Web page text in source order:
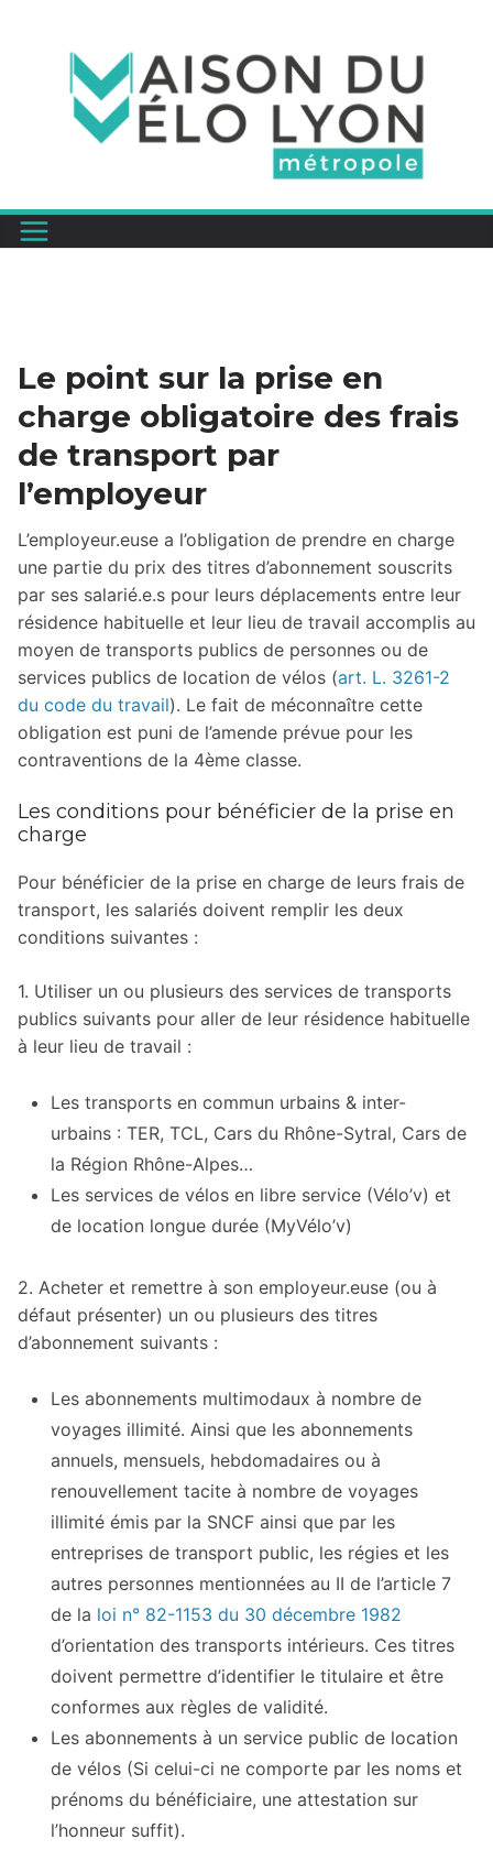
Le point sur la prise en
charge obligatoire des frais
de transport par
l’employeur
L’employeur.euse a l’obligation de prendre en charge
une partie du prix des titres d’abonnement souscrits
par ses salarié.e.s pour leurs déplacements entre leur
résidence habituelle et leur lieu de travail accomplis au
moyen de transports publics de personnes ou de
services publics de location de vélos (art. L. 3261-2
du code du travail). Le fait de méconnaître cette
obligation est puni de l’amende prévue pour les
contraventions de la 4ème classe.
Les conditions pour bénéficier de la prise en
charge
Pour bénéficier de la prise en charge de leurs frais de
transport, les salariés doivent remplir les deux
conditions suivantes :
1. Utiliser un ou plusieurs des services de transports
publics suivants pour aller de leur résidence habituelle
à leur lieu de travail :
Les transports en commun urbains & inter-
urbains : TER, TCL, Cars du Rhône-Sytral, Cars de
la Région Rhône-Alpes…
Les services de vélos en libre service (Vélo’v) et
de location longue durée (MyVélo’v)
2. Acheter et remettre à son employeur.euse (ou à
défaut présenter) un ou plusieurs des titres
d’abonnement suivants :
Les abonnements multimodaux à nombre de
voyages illimité. Ainsi que les abonnements
annuels, mensuels, hebdomadaires ou à
renouvellement tacite à nombre de voyages
illimité émis par la SNCF ainsi que par les
entreprises de transport public, les régies et les
autres personnes mentionnées au II de l’article 7
de la loi n° 82-1153 du 30 décembre 1982
d’orientation des transports intérieurs. Ces titres
doivent permettre d’identifier le titulaire et être
conformes aux règles de validité.
Les abonnements à un service public de location
de vélos (Si celui-ci ne comporte par les noms et
prénoms du bénéficiaire, une attestation sur
l’honneur suffit).